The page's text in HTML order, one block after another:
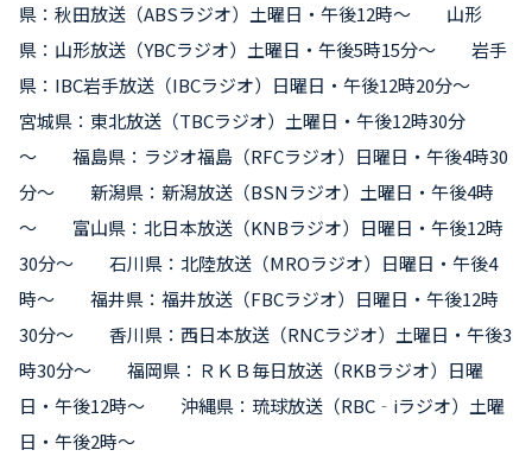
県：秋田放送（ABSラジオ）土曜日・午後12時～ 山形
県：山形放送（YBCラジオ）土曜日・午後5時15分～ 岩手
県：IBC岩手放送（IBCラジオ）日曜日・午後12時20分～
宮城県：東北放送（TBCラジオ）土曜日・午後12時30分
～ 福島県：ラジオ福島（RFCラジオ）日曜日・午後4時30
分～ 新潟県：新潟放送（BSNラジオ）土曜日・午後4時
～ 富山県：北日本放送（KNBラジオ）日曜日・午後12時
30分～ 石川県：北陸放送（MROラジオ）日曜日・午後4
時～ 福井県：福井放送（FBCラジオ）日曜日・午後12時
30分～ 香川県：西日本放送（RNCラジオ）土曜日・午後3
時30分～ 福岡県：ＲＫＢ毎日放送（RKBラジオ）日曜
日・午後12時～ 沖縄県：琉球放送（RBC‐iラジオ）土曜
日・午後2時～